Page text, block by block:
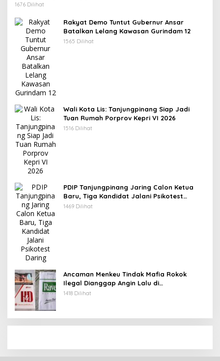
1676 Dilihat
Rakyat Demo Tuntut Gubernur Ansar
Batalkan Lelang Kawasan Gurindam 12
1565 Dilihat
Wali Kota Lis: Tanjungpinang Siap Jadi
Tuan Rumah Porprov Kepri VI 2026
1516 Dilihat
PDIP Tanjungpinang Jaring Calon Ketua
Baru, Tiga Kandidat Jalani Psikotest
Daring
1469 Dilihat
Ancaman Menkeu Tindak Mafia Rokok
Ilegal Dianggap Angin Lalu di
Tanjungpinang
1418 Dilihat